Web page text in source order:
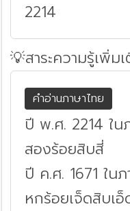
2214
💡สาระความรู้เพิ่ม
คำอ่านภาษาไทย
ปี พ.ศ. 2214 ใน
สองร้อยสิบสี่
ปี ค.ศ. 1671 ใน
หกร้อยเจ็ดสิบเอ็